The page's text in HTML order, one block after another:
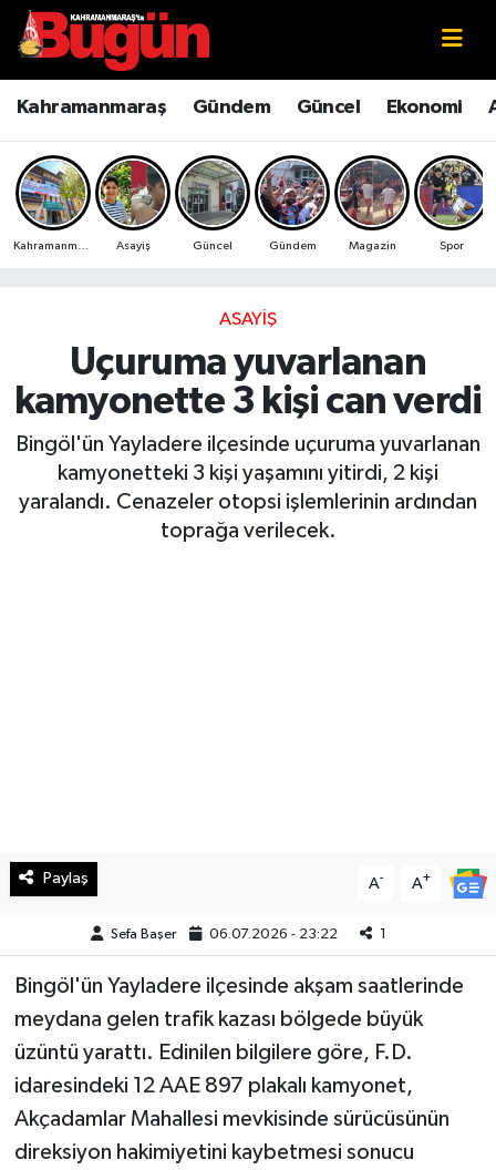
Kahramanmaraş Gündem Güncel Ekonomi
Asayiş Güncel Gündem Magazin Spor
ASAYIŞ
Uçuruma yuvarlanan
kamyonette 3 kişi can verdi
Bingöl'ün Yayladere ilçesinde uçuruma yuvarlanan
kamyonetteki 3 kişi yaşamını yitirdi, 2 kişi
yaralandı. Cenazeler otopsi işlemlerinin ardından
toprağa verilecek.
Paylaş A- A+
Sefa Başer 06.07.2026 - 23:22 1
Bingöl'ün Yayladere ilçesinde akşam saatlerinde
meydana gelen trafik kazası bölgede büyük
üzüntü yarattı. Edinilen bilgilere göre, F.D.
idaresindeki 12 AAE 897 plakalı kamyonet,
Akçadamlar Mahallesi mevkisinde sürücüsünün
direksiyon hakimiyetini kaybetmesi sonucu
Kahramanmaraş
Kahramanmaraş Sokak Röportajları
Bilim ve Teknoloji
Çevre
Ekonomi
Genel
Güncel
Haberde İnsan
Sağlık
Spor
SürManşet
Teknoloji
KAHRAMANMARAŞ
Kahramanmaraş Nöbetçi Eczaneler
Kahramanmaraş Hava Durumu
Kahramanmaraş Namaz Vakitleri
Kahramanmaraş Trafik Yoğunluk Haritası
Süper Lig Puan Durumu ve Fikstür
Tüm Manşetler
Son Dakika Haberleri
Haber Arşivi